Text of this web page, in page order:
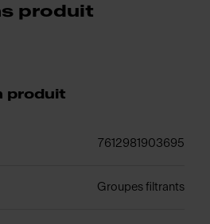
produit
produit
7612981903695
Groupes filtrants